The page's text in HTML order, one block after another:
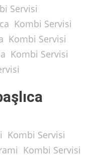
Servisi
Kombi Servisi
Kombi Servisi
Kombi Servisi
Kombi Servisi
Kombi Servisi